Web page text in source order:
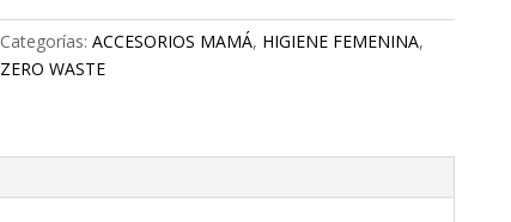
Categorías:ACCESORIOS MAMÁ, HIGIENE FEMENINA,
ZERO WASTE